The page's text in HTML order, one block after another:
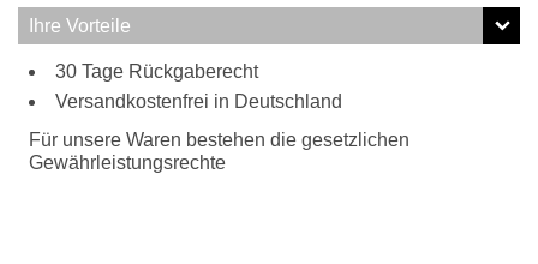
2 Steckfächer
Außen:
1 Reißverschlussfach
Tragweise:
verstell- und abnehmbarer Schultergurt
Tierfreundlich 100 % lederfrei
Ihre Vorteile
30 Tage Rückgaberecht
Versandkostenfrei in Deutschland
Für unsere Waren bestehen die gesetzlichen
Gewährleistungsrechte